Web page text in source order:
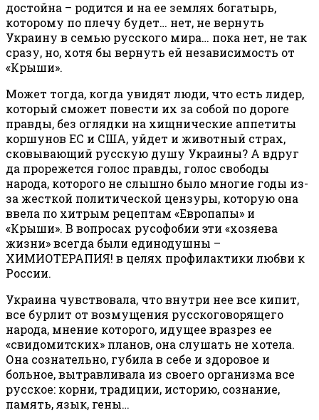
достойна – родится и на ее землях богатырь,
которому по плечу будет… нет, не вернуть
Украину в семью русского мира… пока нет, не так
сразу, но, хотя бы вернуть ей независимость от
«Крыши».
Может тогда, когда увидят люди, что есть лидер,
который сможет повести их за собой по дороге
правды, без оглядки на хищнические аппетиты
коршунов ЕС и США, уйдет и животный страх,
сковывающий русскую душу Украины? А вдруг
да прорежется голос правды, голос свободы
народа, которого не слышно было многие годы из-
за жесткой политической цензуры, которую она
ввела по хитрым рецептам «Европапы» и
«Крыши». В вопросах русофобии эти «хозяева
жизни» всегда были единодушны –
ХИМИОТЕРАПИЯ! в целях профилактики любви к
России.
Украина чувствовала, что внутри нее все кипит,
все бурлит от возмущения русскоговорящего
народа, мнение которого, идущее вразрез ее
«свидомитских» планов, она слушать не хотела.
Она сознательно, губила в себе и здоровое и
больное, вытравливала из своего организма все
русское: корни, традиции, историю, сознание,
память, язык, гены…